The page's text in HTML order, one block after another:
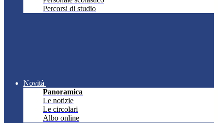
Percorsi di studio
Novità
Panoramica
Le notizie
Le circolari
Albo online